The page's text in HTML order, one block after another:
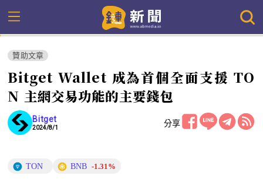
贊助文章
Bitget Wallet 成為首個全面支援 TO
N 主網交易功能的主要錢包
Bitget
2024/8/1 分享
TON BNB -1.31%